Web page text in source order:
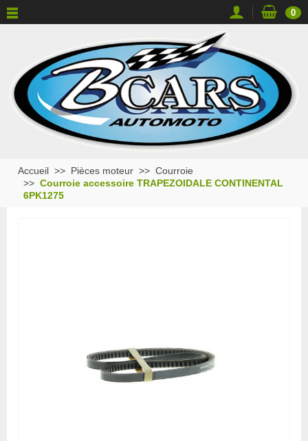
0
Accueil Pièces moteur
Courroie
Courroie accessoire TRAPEZOIDALE CONTINENTAL
6PK1275